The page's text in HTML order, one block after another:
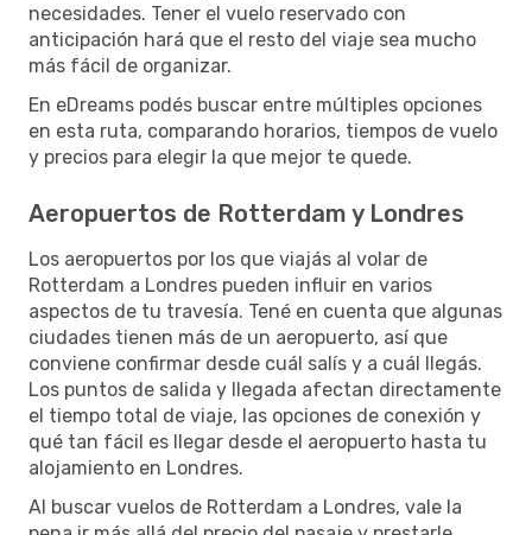
necesidades. Tener el vuelo reservado con
anticipación hará que el resto del viaje sea mucho
más fácil de organizar.
En eDreams podés buscar entre múltiples opciones
en esta ruta, comparando horarios, tiempos de vuelo
y precios para elegir la que mejor te quede.
Aeropuertos de Rotterdam y Londres
Los aeropuertos por los que viajás al volar de
Rotterdam a Londres pueden influir en varios
aspectos de tu travesía. Tené en cuenta que algunas
ciudades tienen más de un aeropuerto, así que
conviene confirmar desde cuál salís y a cuál llegás.
Los puntos de salida y llegada afectan directamente
el tiempo total de viaje, las opciones de conexión y
qué tan fácil es llegar desde el aeropuerto hasta tu
alojamiento en Londres.
Al buscar vuelos de Rotterdam a Londres, vale la